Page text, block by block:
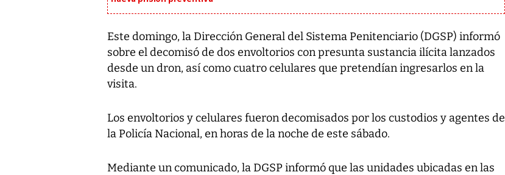
Este domingo, la Dirección General del Sistema Penitenciario (DGSP) informó
sobre el decomisó de dos envoltorios con presunta sustancia ilícita lanzados
desde un dron, así como cuatro celulares que pretendían ingresarlos en la
visita.
Los envoltorios y celulares fueron decomisados por los custodios y agentes de
la Policía Nacional, en horas de la noche de este sábado.
Mediante un comunicado, la DGSP informó que las unidades ubicadas en las